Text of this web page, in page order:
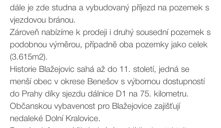
dále je zde studna a vybudovaný příjezd na pozemek s
vjezdovou bránou.
Zároveň nabízíme k prodeji i druhý sousední pozemek s
podobnou výměrou, případně oba pozemky jako celek
(3.615m2).
Historie Blažejovic sahá až do 11. století, jedná se
menší obec v okrese Benešov s výbornou dostupností
do Prahy díky sjezdu dálnice D1 na 75. kilometru.
Občanskou vybavenost pro Blažejovice zajišťují
nedaleké Dolní Kralovice.